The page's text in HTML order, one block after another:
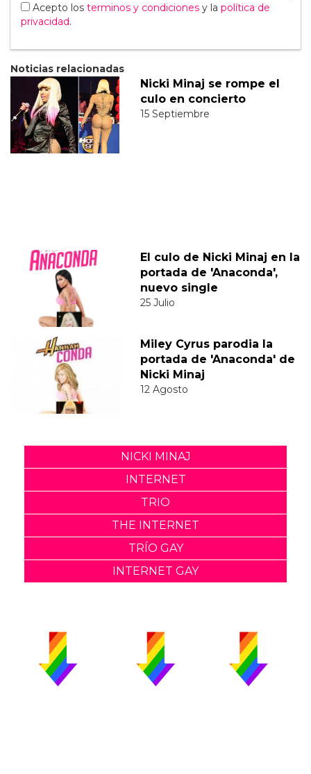
Acepto los terminos y condiciones y la política de
privacidad.
Noticias relacionadas
Nicki Minaj se rompe el
culo en concierto
15 Septiembre
El culo de Nicki Minaj en la
portada de 'Anaconda',
nuevo single
25 Julio
Miley Cyrus parodia la
portada de 'Anaconda' de
Nicki Minaj
12 Agosto
NICKI MINAJ
INTERNET
TRIO
THE INTERNET
TRÍO GAY
INTERNET GAY